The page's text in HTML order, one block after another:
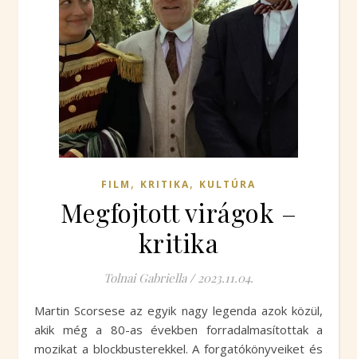
FILM , KRITIKA, KULTÚRA
Megfojtott virágok –
kritika
Tolnai Gabriella / 2023.11.04.
Martin Scorsese az egyik nagy legenda azok közül,
akik még a 80-as években forradalmasítottak a
mozikat a blockbusterekkel. A forgatókönyveiket és